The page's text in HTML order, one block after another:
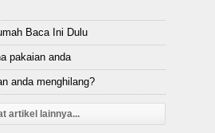
Baca Ini Dulu
pakaian anda
anda menghilang?
artikel lainnya...